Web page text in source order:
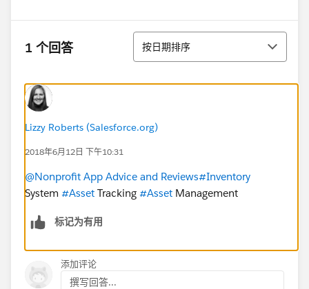
1 个回答 排序
按日期排序
Lizzy Roberts (Salesforce.org)
2018年6月12日 下午10:31
@Nonprofit App Advice and Reviews#Inventory
System #Asset Tracking #Asset Management
标记为有用
添加评论
撰写回答...